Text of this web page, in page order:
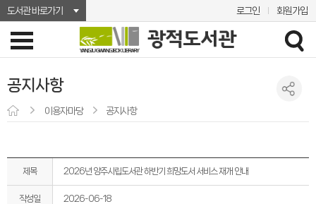
도서관 바로가기 로그인 회원가입
공지사항
이용자마당 공지사항
제목 2026년 양주시립도서관 하반기 희망도서 서비스 재개 안내
작성일 2026-06-18